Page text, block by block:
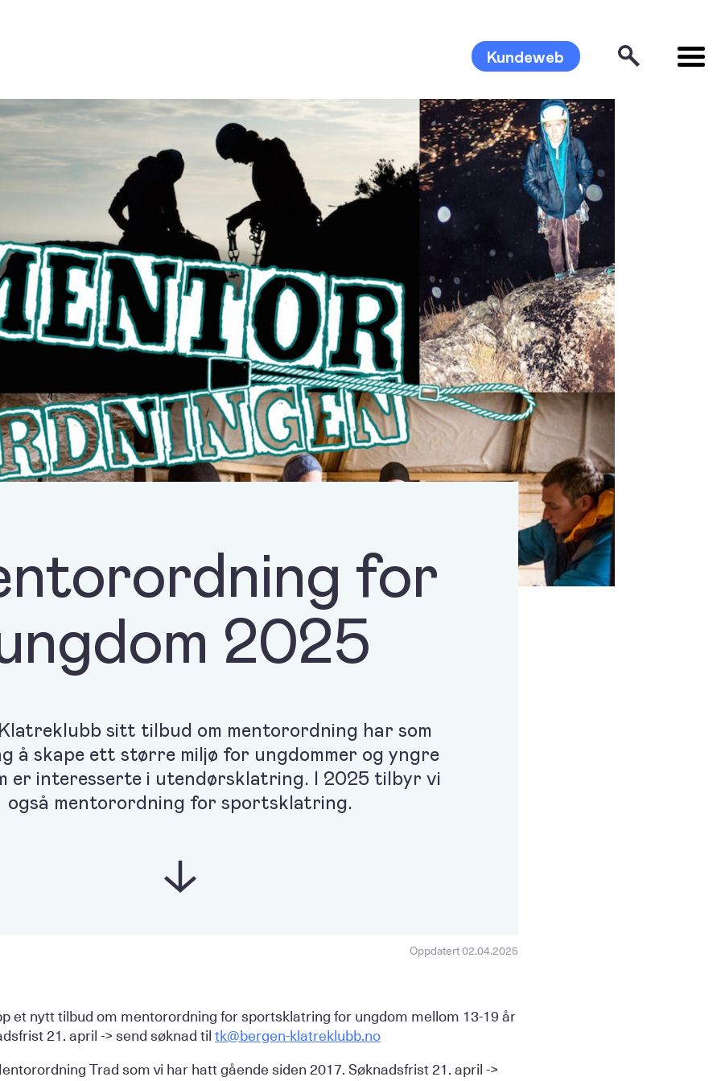
Kundeweb
for
2025
sitt tilbud om mentorordning har som
å skape ett større miljø for ungdommer og yngre
er interesserte i utendørsklatring. I 2025 tilbyr vi
også mentorordning for sportsklatring.
Oppdatert 02.04.2025
et nytt tilbud om mentorordning for sportsklatring for ungdom mellom 13-19 år
21. april -> send søknad tiltk@bergen-klatreklubb.no
Trad som vi har hatt gående siden 2017. Søknadsfrist 21. april ->